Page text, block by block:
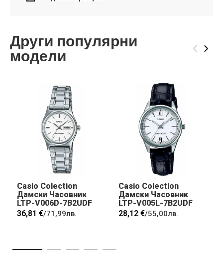
Други популярни
модели ‹ ›
Casio Colection
Дамски Часовник
LTP-V006D-7B2UDF
36,81 €/71,99лв.
Casio Colection
Дамски Часовник
LTP-V005L-7B2UDF
28,12 €/55,00лв.